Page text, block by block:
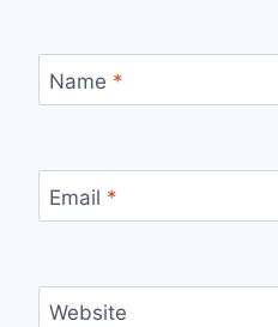
Name *
Email *
Website